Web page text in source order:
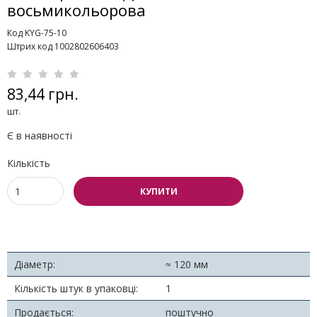
восьмикольорова
Код KYG-75-10
Штрих код 1002802606403
83,44 грн.
шт.
Є в наявності
Кількість
КУПИТИ
Діаметр:
≈ 120 мм
Кількість штук в упаковці:
1
Продається:
поштучно